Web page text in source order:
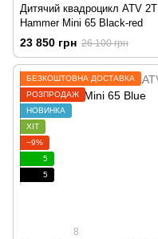
Дитячий квадроцикл ATV 2T
Hammer Mini 65 Black-red
23 850 грн 26 100 грн
БЕЗКОШТОВНА ДОСТАВКА
РОЗПРОДАЖ
НОВИНКА
ХІТ
−9%
5
5
8